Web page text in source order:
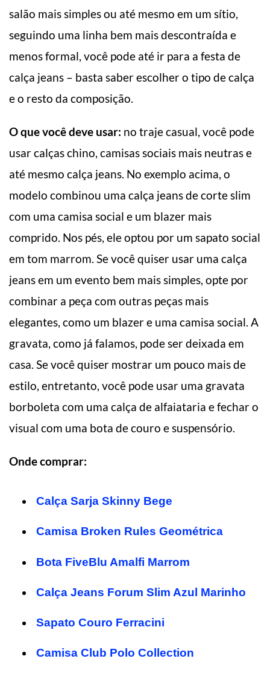
salão mais simples ou até mesmo em um sítio,
seguindo uma linha bem mais descontraída e
menos formal, você pode até ir para a festa de
calça jeans – basta saber escolher o tipo de calça
e o resto da composição.
O que você deve usar: no traje casual, você pode
usar calças chino, camisas sociais mais neutras e
até mesmo calça jeans. No exemplo acima, o
modelo combinou uma calça jeans de corte slim
com uma camisa social e um blazer mais
comprido. Nos pés, ele optou por um sapato social
em tom marrom. Se você quiser usar uma calça
jeans em um evento bem mais simples, opte por
combinar a peça com outras peças mais
elegantes, como um blazer e uma camisa social. A
gravata, como já falamos, pode ser deixada em
casa. Se você quiser mostrar um pouco mais de
estilo, entretanto, você pode usar uma gravata
borboleta com uma calça de alfaiataria e fechar o
visual com uma bota de couro e suspensório.
Onde comprar:
Calça Sarja Skinny Bege
Camisa Broken Rules Geométrica
Bota FiveBlu Amalfi Marrom
Calça Jeans Forum Slim Azul Marinho
Sapato Couro Ferracini
Camisa Club Polo Collection